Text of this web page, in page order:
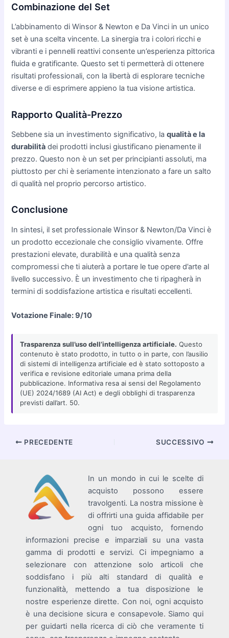
Combinazione del Set
L’abbinamento di Winsor & Newton e Da Vinci in un unico
set è una scelta vincente. La sinergia tra i colori ricchi e
vibranti e i pennelli reattivi consente un’esperienza pittorica
fluida e gratificante. Questo set ti permetterà di ottenere
risultati professionali, con la libertà di esplorare tecniche
diverse e di esprimere appieno la tua visione artistica.
Rapporto Qualità-Prezzo
Sebbene sia un investimento significativo, laqualità e la
durabilità dei prodotti inclusi giustificano pienamente il
prezzo. Questo non è un set per principianti assoluti, ma
piuttosto per chi è seriamente intenzionato a fare un salto
di qualità nel proprio percorso artistico.
Conclusione
In sintesi, il set professionale Winsor & Newton/Da Vinci è
un prodotto eccezionale che consiglio vivamente. Offre
prestazioni elevate, durabilità e una qualità senza
compromessi che ti aiuterà a portare le tue opere d’arte al
livello successivo. È un investimento che ti ripagherà in
termini di soddisfazione artistica e risultati eccellenti.
Votazione Finale: 9/10
Trasparenza sull’uso dell’intelligenza artificiale. Questo
contenuto è stato prodotto, in tutto o in parte, con l’ausilio
di sistemi di intelligenza artificiale ed è stato sottoposto a
verifica e revisione editoriale umana prima della
pubblicazione. Informativa resa ai sensi del Regolamento
(UE) 2024/1689 (AI Act) e degli obblighi di trasparenza
previsti dall’art. 50.
Navigazione
PRECEDENTE SUCCESSIVO
In un mondo in cui le scelte di
acquisto possono essere
travolgenti. La nostra missione è
di offrirti una guida affidabile per
ogni tuo acquisto, fornendo
informazioni precise e imparziali su una vasta
gamma di prodotti e servizi. Ci impegniamo a
selezionare con attenzione solo articoli che
soddisfano i più alti standard di qualità e
funzionalità, mettendo a tua disposizione le
nostre esperienze dirette. Con noi, ogni acquisto
è una decisione sicura e consapevole. Siamo qui
per guidarti nella ricerca di ciò che veramente ti